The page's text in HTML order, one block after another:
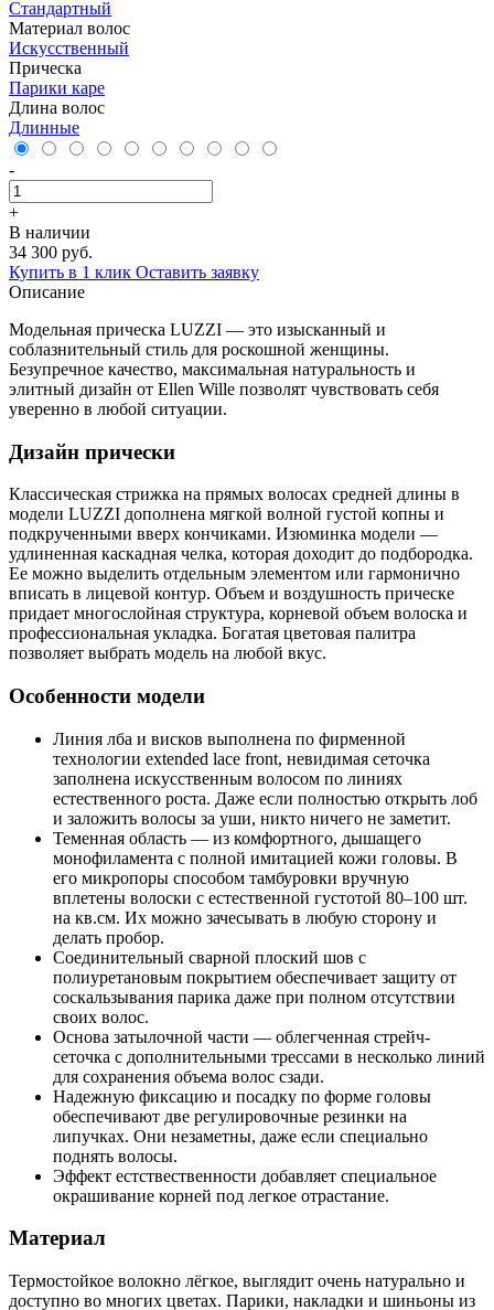
Стандартный
Материал волос
Искусственный
Прическа
Парики каре
Длина волос
Длинные
-
+
В наличии
34 300 руб.
Купить в 1 клик Оставить заявку
Описание
Модельная прическа LUZZI — это изысканный и
соблазнительный стиль для роскошной женщины.
Безупречное качество, максимальная натуральность и
элитный дизайн от Ellen Wille позволят чувствовать себя
уверенно в любой ситуации.
Дизайн прически
Классическая стрижка на прямых волосах средней длины в
модели LUZZI дополнена мягкой волной густой копны и
подкрученными вверх кончиками. Изюминка модели —
удлиненная каскадная челка, которая доходит до подбородка.
Ее можно выделить отдельным элементом или гармонично
вписать в лицевой контур. Объем и воздушность прическе
придает многослойная структура, корневой объем волоска и
профессиональная укладка. Богатая цветовая палитра
позволяет выбрать модель на любой вкус.
Особенности модели
Линия лба и висков выполнена по фирменной
технологии extended lace front, невидимая сеточка
заполнена искусственным волосом по линиях
естественного роста. Даже если полностью открыть лоб
и заложить волосы за уши, никто ничего не заметит.
Теменная область — из комфортного, дышащего
монофиламента с полной имитацией кожи головы. В
его микропоры способом тамбуровки вручную
вплетены волоски с естественной густотой 80–100 шт.
на кв.см. Их можно зачесывать в любую сторону и
делать пробор.
Соединительный сварной плоский шов с
полиуретановым покрытием обеспечивает защиту от
соскальзывания парика даже при полном отсутствии
своих волос.
Основа затылочной части — облегченная стрейч-
сеточка с дополнительными трессами в несколько линий
для сохранения объема волос сзади.
Надежную фиксацию и посадку по форме головы
обеспечивают две регулировочные резинки на
липучках. Они незаметны, даже если специально
поднять волосы.
Эффект естствественности добавляет специальное
окрашивание корней под легкое отрастание.
Материал
Термостойкое волокно лёгкое, выглядит очень натурально и
доступно во многих цветах. Парики, накладки и шиньоны из